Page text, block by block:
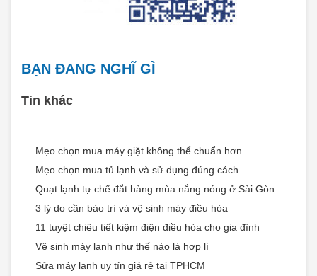
BẠN ĐANG NGHĨ GÌ
Tin khác
Mẹo chọn mua máy giặt không thể chuẩn hơn
Mẹo chọn mua tủ lạnh và sử dụng đúng cách
Quạt lạnh tự chế đắt hàng mùa nắng nóng ở Sài Gòn
3 lý do cần bảo trì và vệ sinh máy điều hòa
11 tuyệt chiêu tiết kiệm điện điều hòa cho gia đình
Vệ sinh máy lạnh như thế nào là hợp lí
Sửa máy lạnh uy tín giá rẻ tại TPHCM